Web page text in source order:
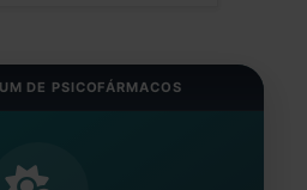
DE PSICOFÁRMACOS